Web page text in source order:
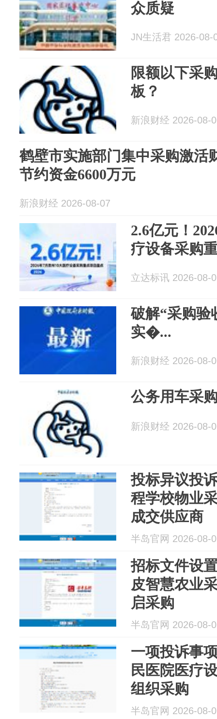
众质疑
JN生活君 2026-08-
限额以下采
板？
新浪财经 2026-08-
鹤壁市实施部门集中采购激活
节约资金6600万元
新浪财经 2026-08-07
2.6亿元！
疗设备采购
立达标讯 2026-08-
破解“采购验
实�...
新浪财经 2026-08-
公务用车采
新浪财经 2026-08-
投标异议投
程学校物业
成交供应商
半岛官网 2026-08-
招标文件设
皮智慧农业
启采购
半岛官网 2026-08-
一项投诉事
民医院医疗
组织采购
半岛官网 2026-08-